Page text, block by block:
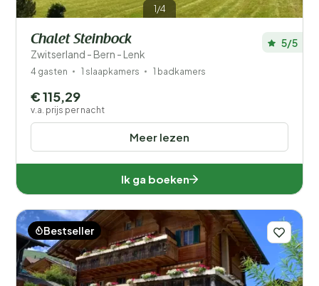
Je vakantie
Kies reisdata en je gezelschap
Wanneer?
Afstand 1
Prijs
1/4
Chalet Steinbock
Zwitserland - Bern - Lenk
5/5
4 gasten 1 slaapkamers 1 badkamers
Meer lezen
€ 115,29
v.a. prijs per nacht
Ik ga boeken
Bestseller